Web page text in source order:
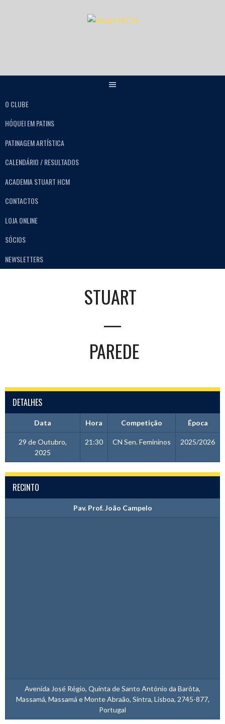
O CLUBE
HÓQUEI EM PATINS
PATINAGEM ARTÍSTICA
CALENDÁRIO / RESULTADOS
ACADEMIA STUART HCM
CONTACTOS
LOJA ONLINE
SÓCIOS
NEWSLETTERS
STUART
—
PAREDE
DETALHES
Data Hora Competição Época
29 de Outubro,
2025
21:30 CN Sen. Femininos 2025/2026
RECINTO
Pav. Prof. João Campelo
Avenida José Régio, Quinta de Santo António da Barôta,
Massamá, Massamá e Monte Abraão, Sintra, Lisboa, 2745-877,
Portugal